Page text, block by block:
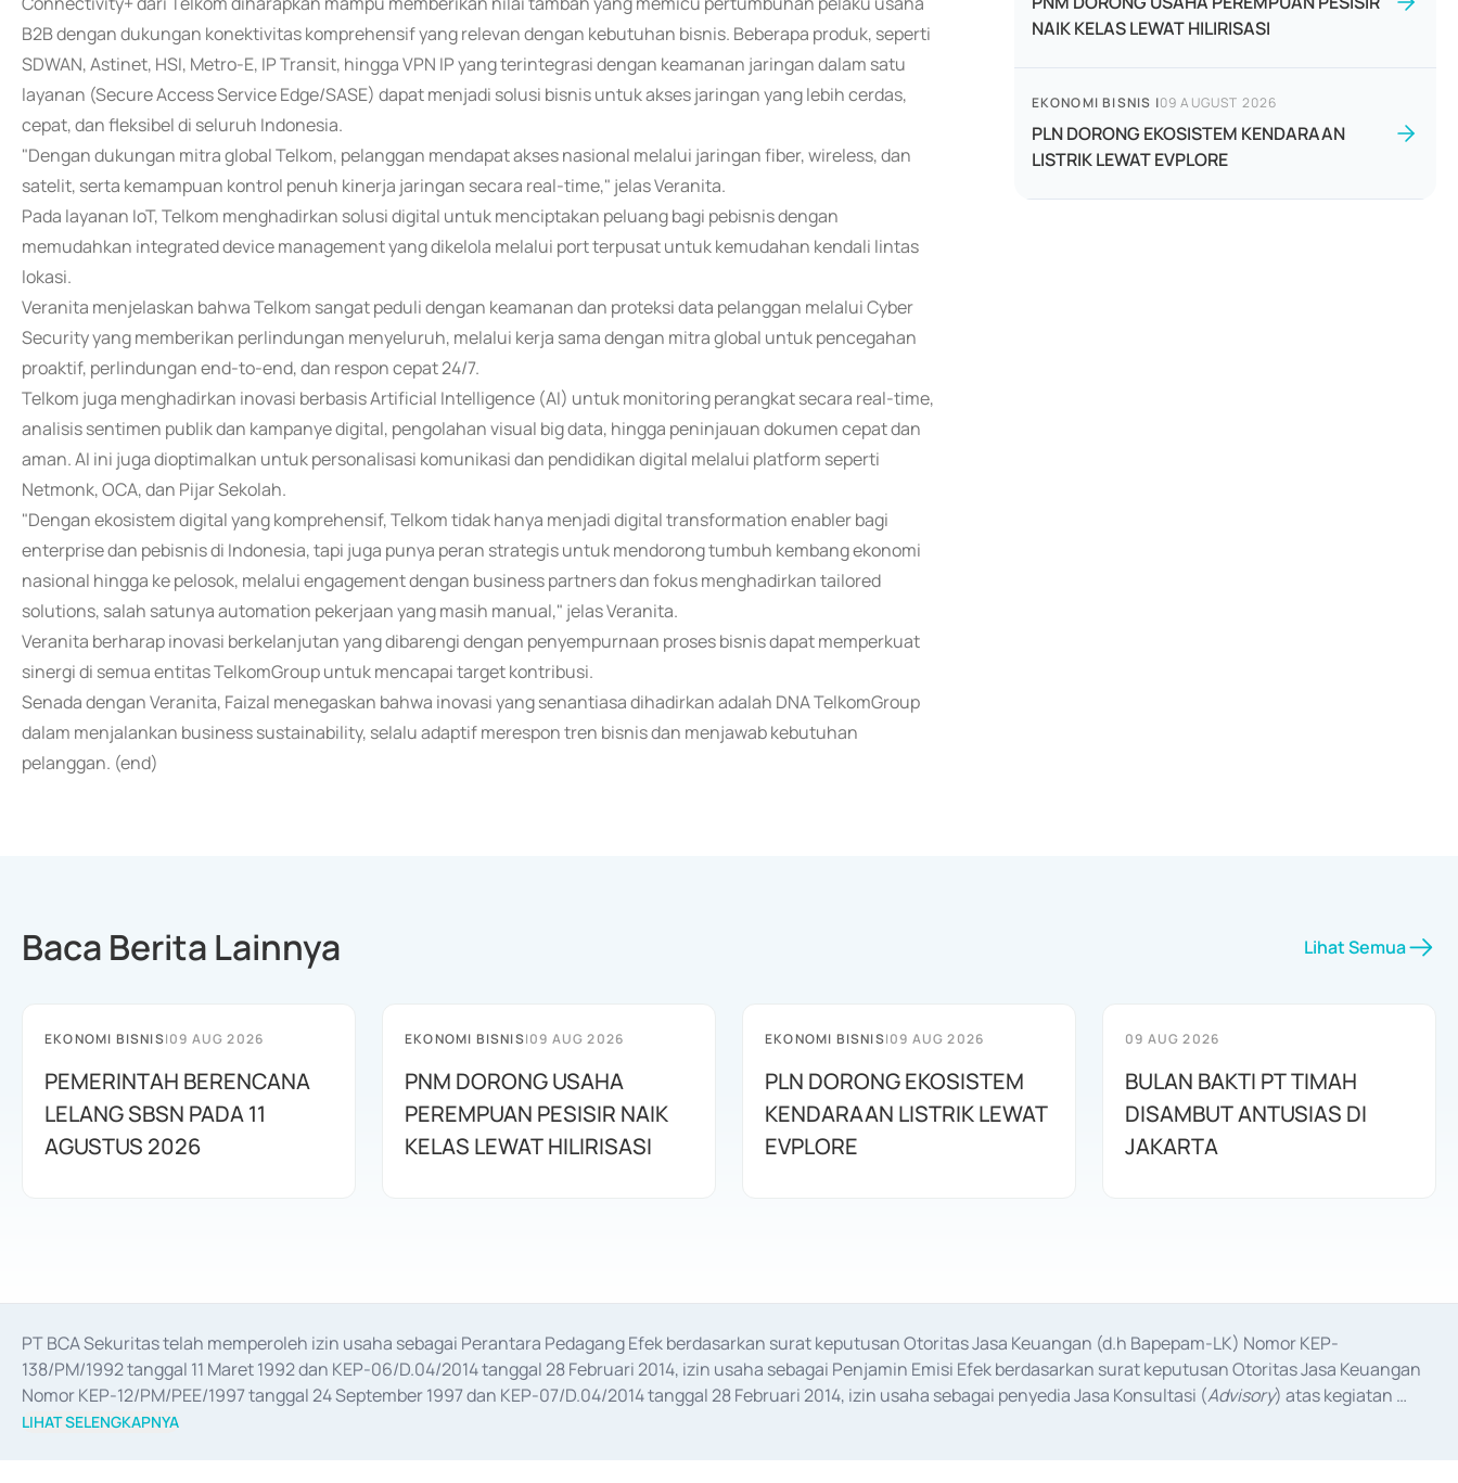
B2B dengan dukungan konektivitas komprehensif yang relevan dengan kebutuhan bisnis. Beberapa produk, seperti
SDWAN, Astinet, HSI, Metro-E, IP Transit, hingga VPN IP yang terintegrasi dengan keamanan jaringan dalam satu
layanan (Secure Access Service Edge/SASE) dapat menjadi solusi bisnis untuk akses jaringan yang lebih cerdas,
cepat, dan fleksibel di seluruh Indonesia.
"Dengan dukungan mitra global Telkom, pelanggan mendapat akses nasional melalui jaringan fiber, wireless, dan
satelit, serta kemampuan kontrol penuh kinerja jaringan secara real-time," jelas Veranita.
Pada layanan IoT, Telkom menghadirkan solusi digital untuk menciptakan peluang bagi pebisnis dengan
memudahkan integrated device management yang dikelola melalui port terpusat untuk kemudahan kendali lintas
lokasi.
Veranita menjelaskan bahwa Telkom sangat peduli dengan keamanan dan proteksi data pelanggan melalui Cyber
Security yang memberikan perlindungan menyeluruh, melalui kerja sama dengan mitra global untuk pencegahan
proaktif, perlindungan end-to-end, dan respon cepat 24/7.
Telkom juga menghadirkan inovasi berbasis Artificial Intelligence (AI) untuk monitoring perangkat secara real-time,
analisis sentimen publik dan kampanye digital, pengolahan visual big data, hingga peninjauan dokumen cepat dan
aman. AI ini juga dioptimalkan untuk personalisasi komunikasi dan pendidikan digital melalui platform seperti
Netmonk, OCA, dan Pijar Sekolah.
"Dengan ekosistem digital yang komprehensif, Telkom tidak hanya menjadi digital transformation enabler bagi
enterprise dan pebisnis di Indonesia, tapi juga punya peran strategis untuk mendorong tumbuh kembang ekonomi
nasional hingga ke pelosok, melalui engagement dengan business partners dan fokus menghadirkan tailored
solutions, salah satunya automation pekerjaan yang masih manual," jelas Veranita.
Veranita berharap inovasi berkelanjutan yang dibarengi dengan penyempurnaan proses bisnis dapat memperkuat
sinergi di semua entitas TelkomGroup untuk mencapai target kontribusi.
Senada dengan Veranita, Faizal menegaskan bahwa inovasi yang senantiasa dihadirkan adalah DNA TelkomGroup
dalam menjalankan business sustainability, selalu adaptif merespon tren bisnis dan menjawab kebutuhan
pelanggan. (end)
NAIK KELAS LEWAT HILIRISASI
EKONOMI BISNIS |09 AUGUST 2026
PLN DORONG EKOSISTEM KENDARAAN
LISTRIK LEWAT EVPLORE
Baca Berita Lainnya Lihat Semua
EKONOMI BISNIS|09 AUG 2026
PEMERINTAH BERENCANA
LELANG SBSN PADA 11
AGUSTUS 2026
EKONOMI BISNIS|09 AUG 2026
PNM DORONG USAHA
PEREMPUAN PESISIR NAIK
KELAS LEWAT HILIRISASI
EKONOMI BISNIS|09 AUG 2026
PLN DORONG EKOSISTEM
KENDARAAN LISTRIK LEWAT
EVPLORE
09 AUG 2026
BULAN BAKTI PT TIMAH
DISAMBUT ANTUSIAS DI
JAKARTA
PT BCA Sekuritas telah memperoleh izin usaha sebagai Perantara Pedagang Efek berdasarkan surat keputusan Otoritas Jasa Keuangan (d.h Bapepam-LK) Nomor KEP-
138/PM/1992 tanggal 11 Maret 1992 dan KEP-06/D.04/2014 tanggal 28 Februari 2014, izin usaha sebagai Penjamin Emisi Efek berdasarkan surat keputusan Otoritas Jasa Keuangan
Nomor KEP-12/PM/PEE/1997 tanggal 24 September 1997 dan KEP-07/D.04/2014 tanggal 28 Februari 2014, izin usaha sebagai penyedia Jasa Konsultasi (Advisory) atas kegiatan
merger, akuisisi, divestasi, dan
LIHAT SELENGKAPNYA